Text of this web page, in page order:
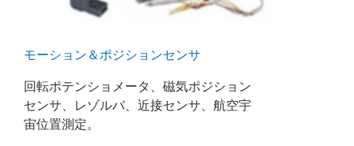
モーション＆ポジションセンサ
回転ポテンショメータ、磁気ポジション
センサ、レゾルバ、近接センサ、航空宇
宙位置測定。